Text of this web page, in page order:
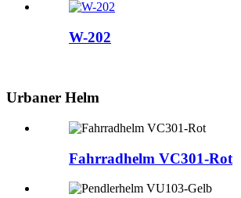
W-202
Urbaner Helm
Fahrradhelm VC301-Rot